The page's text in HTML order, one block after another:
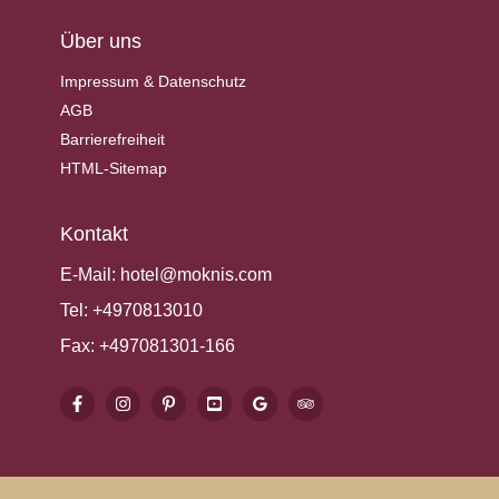
Über uns
Impressum & Datenschutz
AGB
Barrierefreiheit
HTML-Sitemap
Kontakt
E-Mail: hotel@moknis.com
Tel: +4970813010
Fax: +497081301-166